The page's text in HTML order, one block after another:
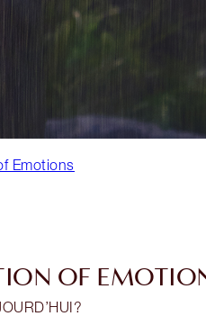
Emotions
OF